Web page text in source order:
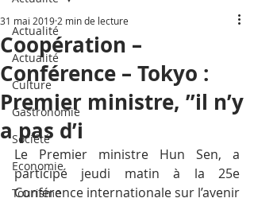
Actualité
Actualité
Culture
Gastronomie
Société
Economie
Tourisme
Coopération –
Conférence – Tokyo :
Premier ministre, ”il n’y
a pas d’i
31 mai 2019 2 min de lecture
Le Premier ministre Hun Sen, a
participé jeudi matin à la 25e
Conférence internationale sur l’avenir